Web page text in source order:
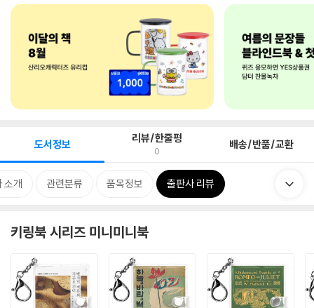
도서정보 리뷰/한줄평
0 배송/반품/교환
소개 관련분류 품목정보 출판사 리뷰
키링북 시리즈 미니미니북